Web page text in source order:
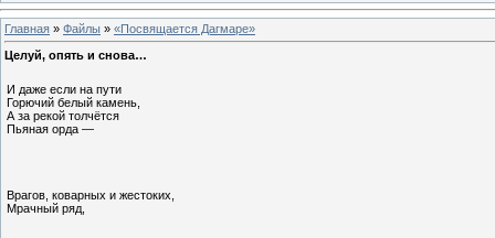
Главная » Файлы » «Посвящается Дагмаре»
Целуй, опять и снова…
И даже если на пути
Горючий белый камень,
А за рекой толчётся
Пьяная орда —
Врагов, коварных и жестоких,
Мрачный ряд,